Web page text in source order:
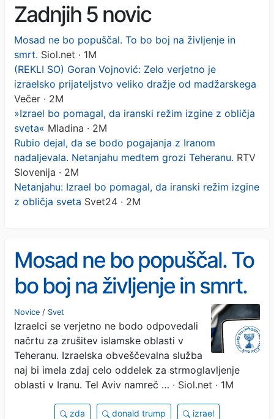
Zadnjih 5 novic
Mosad ne bo popuščal. To bo boj na življenje in
smrt. Siol.net · 1M
(REKLI SO) Goran Vojnović: Zelo verjetno je
izraelsko prijateljstvo veliko dražje od madžarskega
Večer · 2M
»Izrael bo pomagal, da iranski režim izgine z obličja
sveta« Mladina · 2M
Rubio dejal, da se bodo pogajanja z Iranom
nadaljevala. Netanjahu medtem grozi Teheranu. RTV
Slovenija · 2M
Netanjahu: Izrael bo pomagal, da iranski režim izgine
z obličja sveta Svet24 · 2M
Mosad ne bo popuščal. To
bo boj na življenje in smrt.
Novice / Svet
Izraelci se verjetno ne bodo odpovedali
načrtu za zrušitev islamske oblasti v
Teheranu. Izraelska obveščevalna služba
naj bi imela zdaj celo oddelek za strmoglavljenje
oblasti v Iranu. Tel Aviv namreč … · Siol.net · 1M
zda donald trump izrael